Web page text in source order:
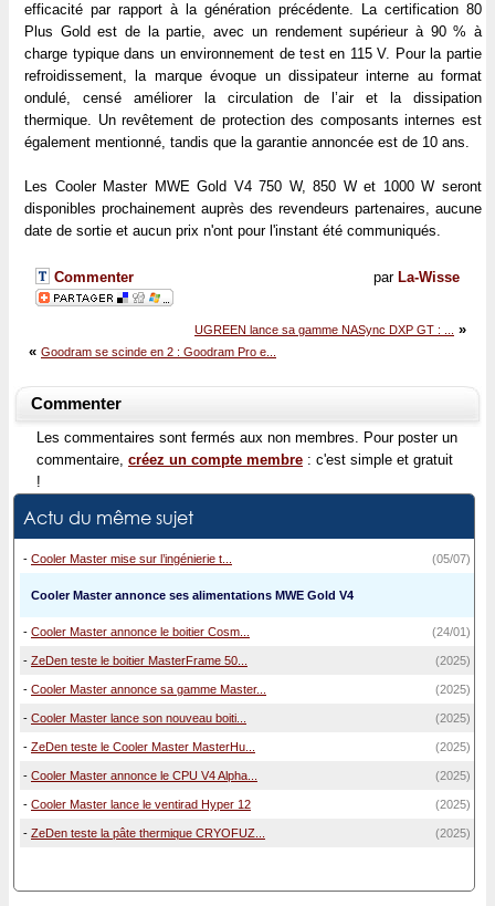
efficacité par rapport à la génération précédente. La certification 80
Plus Gold est de la partie, avec un rendement supérieur à 90 % à
charge typique dans un environnement de test en 115 V. Pour la partie
refroidissement, la marque évoque un dissipateur interne au format
ondulé, censé améliorer la circulation de l’air et la dissipation
thermique. Un revêtement de protection des composants internes est
également mentionné, tandis que la garantie annoncée est de 10 ans.
Les Cooler Master MWE Gold V4 750 W, 850 W et 1000 W seront
disponibles prochainement auprès des revendeurs partenaires, aucune
date de sortie et aucun prix n'ont pour l'instant été communiqués.
par La-Wisse
Commenter
UGREEN lance sa gamme NASync DXP GT : ...
»
« Goodram se scinde en 2 : Goodram Pro e...
Commenter
Les commentaires sont fermés aux non membres. Pour poster un
commentaire, créez un compte membre : c'est simple et gratuit
!
Actu du même sujet
- Cooler Master mise sur l’ingénierie t... (05/07)
Cooler Master annonce ses alimentations MWE Gold V4
- Cooler Master annonce le boitier Cosm... (24/01)
- ZeDen teste le boitier MasterFrame 50... (2025)
- Cooler Master annonce sa gamme Master... (2025)
- Cooler Master lance son nouveau boiti... (2025)
- ZeDen teste le Cooler Master MasterHu... (2025)
- Cooler Master annonce le CPU V4 Alpha... (2025)
- Cooler Master lance le ventirad Hyper 12 (2025)
- ZeDen teste la pâte thermique CRYOFUZ... (2025)